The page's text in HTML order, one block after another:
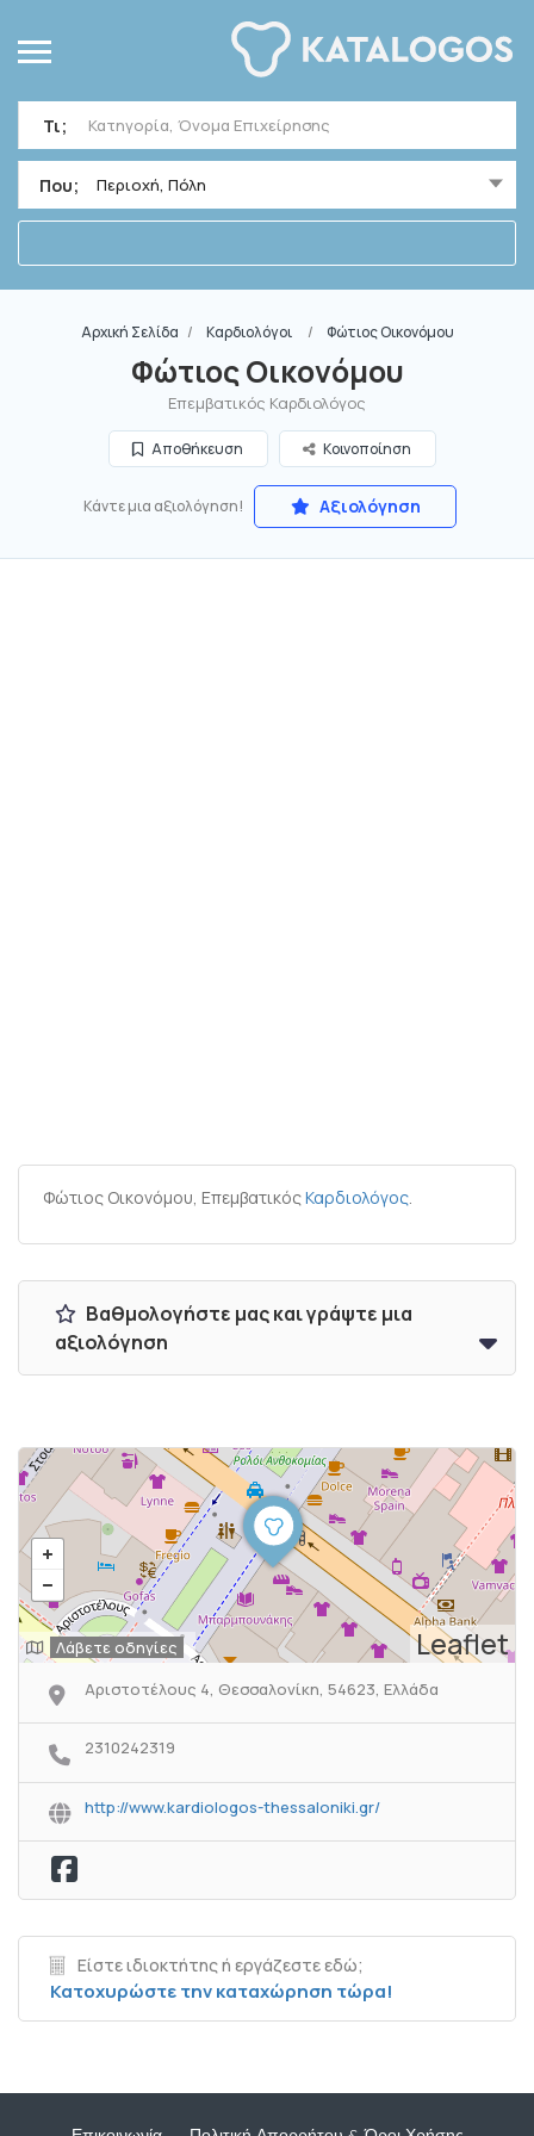
Τι;
Που; Περιοχή, Πόλη
Αρχική Σελίδα Καρδιολόγοι Φώτιος Οικονόμου
Φώτιος Οικονόμου
Επεμβατικός Καρδιολόγος
Αποθήκευση Κοινοποίηση
Κάντε μια αξιολόγηση! Αξιολόγηση
Φώτιος Οικονόμου, ΕπεμβατικόςΚαρδιολόγος.
Βαθμολογήστε μας και γράψτε μια
αξιολόγηση
Leaflet
Λάβετε οδηγίες
Αριστοτέλους 4, Θεσσαλονίκη, 54623, Ελλάδα
2310242319
http://www.kardiologos-thessaloniki.gr/
Είστε ιδιοκτήτης ή εργάζεστε εδώ;
Κατοχυρώστε την καταχώρηση τώρα!